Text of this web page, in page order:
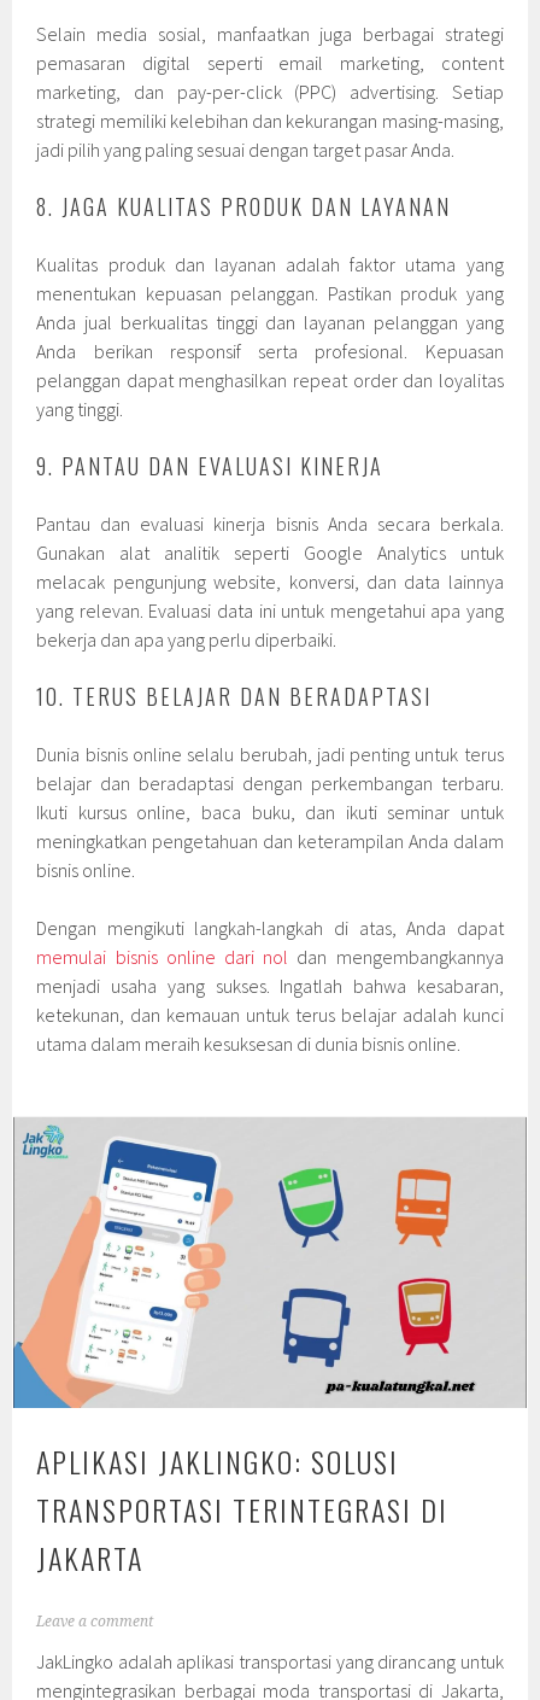
Selain media sosial, manfaatkan juga berbagai strategi
pemasaran digital seperti email marketing, content
marketing, dan pay-per-click (PPC) advertising. Setiap
strategi memiliki kelebihan dan kekurangan masing-masing,
jadi pilih yang paling sesuai dengan target pasar Anda.
8. JAGA KUALITAS PRODUK DAN LAYANAN
Kualitas produk dan layanan adalah faktor utama yang
menentukan kepuasan pelanggan. Pastikan produk yang
Anda jual berkualitas tinggi dan layanan pelanggan yang
Anda berikan responsif serta profesional. Kepuasan
pelanggan dapat menghasilkan repeat order dan loyalitas
yang tinggi.
9. PANTAU DAN EVALUASI KINERJA
Pantau dan evaluasi kinerja bisnis Anda secara berkala.
Gunakan alat analitik seperti Google Analytics untuk
melacak pengunjung website, konversi, dan data lainnya
yang relevan. Evaluasi data ini untuk mengetahui apa yang
bekerja dan apa yang perlu diperbaiki.
10. TERUS BELAJAR DAN BERADAPTASI
Dunia bisnis online selalu berubah, jadi penting untuk terus
belajar dan beradaptasi dengan perkembangan terbaru.
Ikuti kursus online, baca buku, dan ikuti seminar untuk
meningkatkan pengetahuan dan keterampilan Anda dalam
bisnis online.
Dengan mengikuti langkah-langkah di atas, Anda dapat
memulai bisnis online dari nol dan mengembangkannya
menjadi usaha yang sukses. Ingatlah bahwa kesabaran,
ketekunan, dan kemauan untuk terus belajar adalah kunci
utama dalam meraih kesuksesan di dunia bisnis online.
APLIKASI JAKLINGKO: SOLUSI
TRANSPORTASI TERINTEGRASI DI
JAKARTA
Leave a comment
JakLingko adalah aplikasi transportasi yang dirancang untuk
mengintegrasikan berbagai moda transportasi di Jakarta,